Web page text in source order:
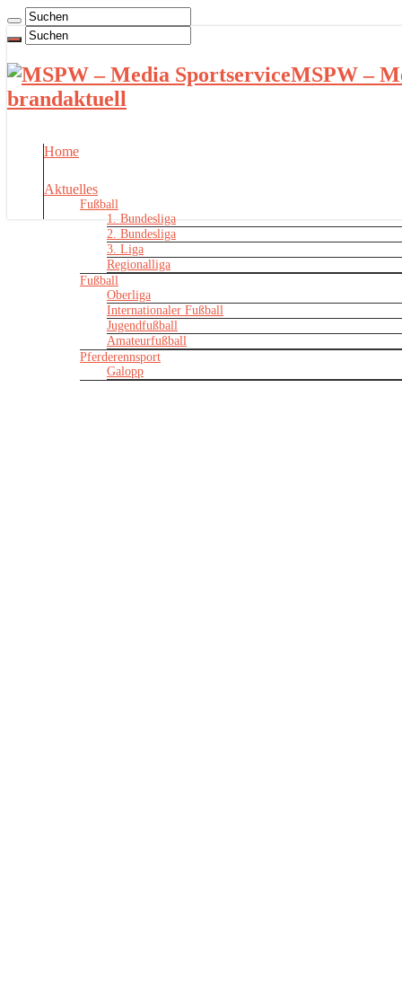
MSPW –
brandaktuell
Home
Aktuelles
Fußball
1. Bundesliga
2. Bundesliga
3. Liga
Regionalliga
Fußball
Oberliga
Internationaler Fußball
Jugendfußball
Amateurfußball
Pferderennsport
Galopp